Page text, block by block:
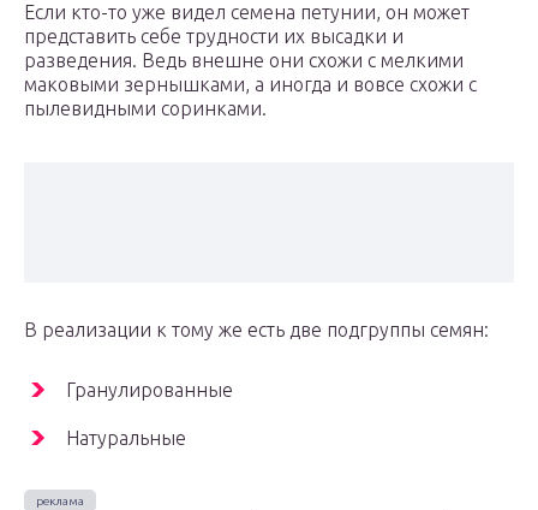
Если кто-то уже видел семена петунии, он может
представить себе трудности их высадки и
разведения. Ведь внешне они схожи с мелкими
маковыми зернышками, а иногда и вовсе схожи с
пылевидными соринками.
В реализации к тому же есть две подгруппы семян:
Гранулированные
Натуральные